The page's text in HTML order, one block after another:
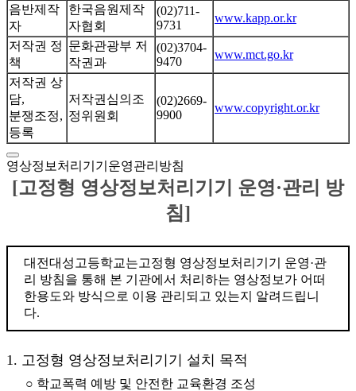
음반제작
자
한국음원제작
자협회
(02)711-
9731
www.kapp.or.kr
저작권 정
책
문화관광부 저
작권과
(02)3704-
9470
www.mct.go.kr
저작권 상
담,
분쟁조정,
등록
저작권심의조
정위원회
(02)2669-
9900
www.copyright.or.kr
영상정보처리기기운영관리방침
[고정형 영상정보처리기기 운영·관리 방
침]
대전대성고등학교는고정형 영상정보처리기기 운영·관
리 방침을 통해 본 기관에서 처리하는 영상정보가 어떠
한용도와 방식으로 이용 관리되고 있는지 알려드립니
다.
1. 고정형 영상정보처리기기 설치 목적
○ 학교폭력 예방 및 안전한 교육환경 조성